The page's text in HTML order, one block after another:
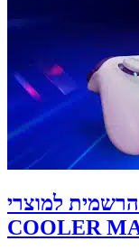
למוצרי